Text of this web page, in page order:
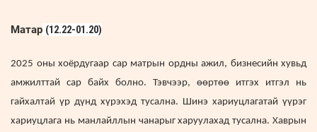
Матар (12.22-01.20)
2025 оны хоёрдугаар сар матрын ордны ажил, бизнесийн хувьд
амжилттай сар байх болно. Тэвчээр, өөртөө итгэх итгэл нь
гайхалтай үр дүнд хүрэхэд тусална. Шинэ хариуцлагатай үүрэг
хариуцлага нь манлайллын чанарыг харуулахад тусална. Хаврын